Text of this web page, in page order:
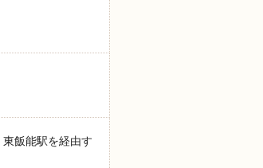
飯能駅を経由す